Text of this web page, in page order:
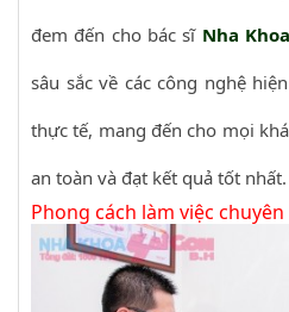
đem đến cho bác sĩ Nha
sâu sắc về các công nghệ
thực tế, mang đến cho mọi
an toàn và đạt kết quả tốt nhất.
Phong cách làm việc